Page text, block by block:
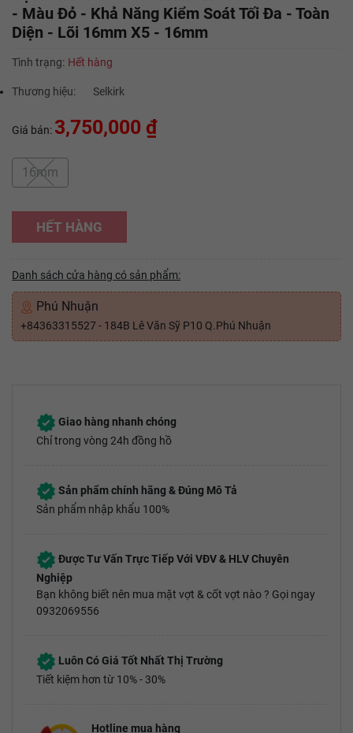
- Màu Đỏ - Khả Năng Kiểm Soát Tối Đa - Toàn
Diện - Lõi 16mm X5 - 16mm
Tình trạng: Hết hàng
Thương hiệu: Selkirk
Giá bán: 3,750,000 ₫
16mm
HẾT HÀNG
Danh sách cửa hàng có sản phẩm:
Phú Nhuận
+84363315527 - 184B Lê Văn Sỹ P10 Q.Phú Nhuận
Giao hàng nhanh chóng
Chỉ trong vòng 24h đồng hồ
Sản phẩm chính hãng & Đúng Mô Tả
Sản phẩm nhập khẩu 100%
Được Tư Vấn Trực Tiếp Với VĐV & HLV Chuyên
Nghiệp
Bạn không biết nên mua mặt vợt & cốt vợt nào ? Gọi ngay
0932069556
Luôn Có Giá Tốt Nhất Thị Trường
Tiết kiệm hơn từ 10% - 30%
Hotline mua hàng